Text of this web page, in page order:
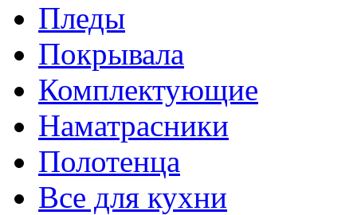
Пледы
Покрывала
Комплектующие
Наматрасники
Полотенца
Все для кухни